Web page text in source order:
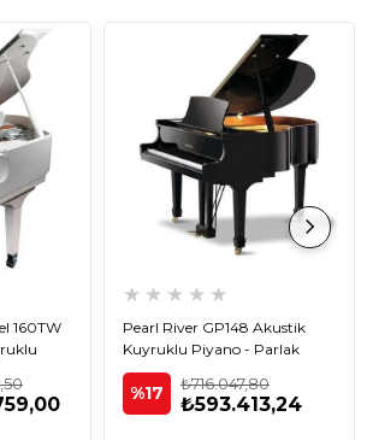
160TW
★ ★ ★ ★ ★
Pearl River GP148 Akustik
Kuyruklu Piyano - Parlak
Siyah
%17 ₺593.413,24
₺716.047,80